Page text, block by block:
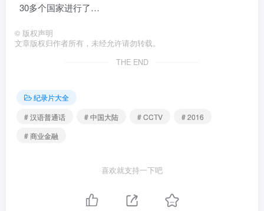
30多个国家进行了…
© 版权声明
文章版权归作者所有，未经允许请勿转载。
THE END
纪录片大全
# 汉语普通话
# 中国大陆 # CCTV
# 2016
# 商业金融
喜欢就支持一下吧